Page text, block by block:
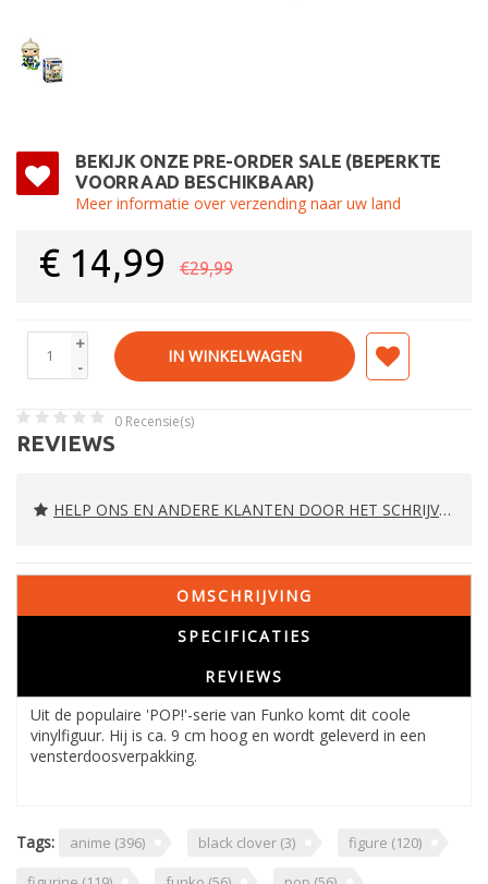
BEKIJK ONZE PRE-ORDER SALE (BEPERKTE
VOORRAAD BESCHIKBAAR)
Meer informatie over verzending naar uw land
€ 14,99 €29,99
+
-
IN WINKELWAGEN
0 Recensie(s)
REVIEWS
HELP ONS EN ANDERE KLANTEN DOOR HET SCHRIJVEN VAN EEN REVIEW
OMSCHRIJVING
SPECIFICATIES
REVIEWS
Uit de populaire 'POP!'-serie van Funko komt dit coole
vinylfiguur. Hij is ca. 9 cm hoog en wordt geleverd in een
vensterdoosverpakking.
Tags: anime (396) black clover (3) figure (120)